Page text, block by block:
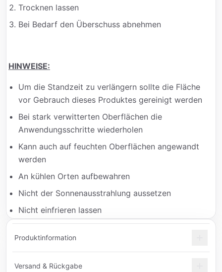
Trocknen lassen
Bei Bedarf den Überschuss abnehmen
HINWEISE:
Um die Standzeit zu verlängern sollte die Fläche
vor Gebrauch dieses Produktes gereinigt werden
Bei stark verwitterten Oberflächen die
Anwendungsschritte wiederholen
Kann auch auf feuchten Oberflächen angewandt
werden
An kühlen Orten aufbewahren
Nicht der Sonnenausstrahlung aussetzen
Nicht einfrieren lassen
Produktinformation
Versand & Rückgabe